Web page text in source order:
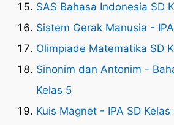
SAS Bahasa Indonesia SD
Sistem Gerak Manusia -
Olimpiade Matematika SD
Sinonim dan Antonim -
Kelas 5
Kuis Magnet - IPA SD Kelas